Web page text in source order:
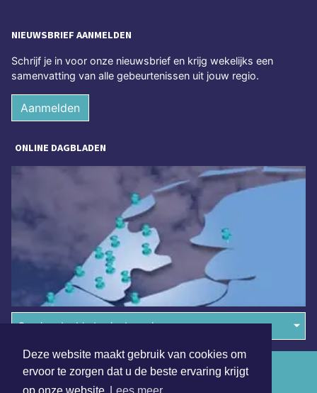
Deze website maakt gebruik van cookies om
ervoor te zorgen dat u de beste ervaring krijgt
NIEUWSBRIEF AANMELDEN
Schrijf je in voor onze nieuwsbrief en krijg wekelijks een
samenvatting van alle gebeurtenissen uit jouw regio.
Aanmelden
ONLINE DAGBLADEN
Overige dagbladen in de regio
Algemene voorwaarden